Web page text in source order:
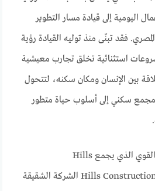
اليومية إلى قيادة مسار التطوير
فقد تبنّى منذ توليه القيادة رؤية
استثنائية تخلق تجارب معيشية
بين الإنسان ومكان سكنه، لتتحول
سكني إلى أسلوب حياة متطور
ويُعرب عن فخره بالتحالف القوي الذي يجمع Hills
Developments بكل من Hills Construction الشركة الشقيقة